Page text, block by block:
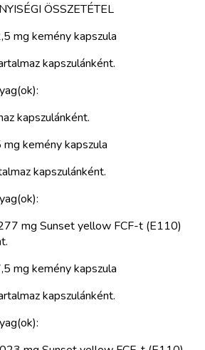
ÖSSZETÉTEL
mg kemény kapszula
kapszulánként.
kapszulánként.
kemény kapszula
kapszulánként.
mg Sunset yellow FCF-t (E110)
mg kemény kapszula
kapszulánként.